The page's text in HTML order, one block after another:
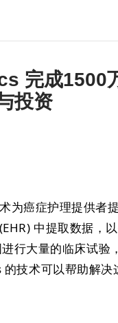
完成1500
投资
为癌症护理提供者
中提取数据，
行大量的临床试验
技术可以帮助解决